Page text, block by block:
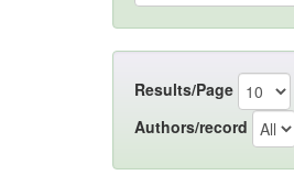
Results/Page
Authors/record